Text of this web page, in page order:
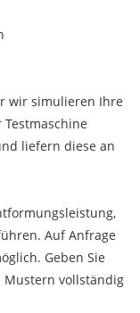
wir simulieren Ihre
liefern diese an
Auf Anfrage
Geben Sie
Mustern vollständig